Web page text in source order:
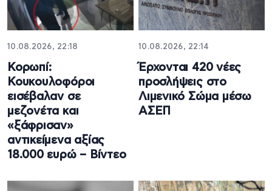
10.08.2026, 22:18
Κορωπί:
Κουκουλοφόροι
εισέβαλαν σε
μεζονέτα και
«ξάφρισαν»
αντικείμενα αξίας
18.000 ευρώ – Βίντεο
10.08.2026, 22:14
Έρχονται 420 νέες
προσλήψεις στο
Λιμενικό Σώμα μέσω
ΑΣΕΠ